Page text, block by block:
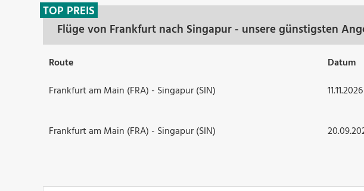
Flüge von Frankfurt nach Singapur - unsere günstigsten
TOP PREIS
Route Datum
Frankfurt am Main (FRA) - Singapur (SIN)
Frankfurt am Main (FRA) - Singapur (SIN)